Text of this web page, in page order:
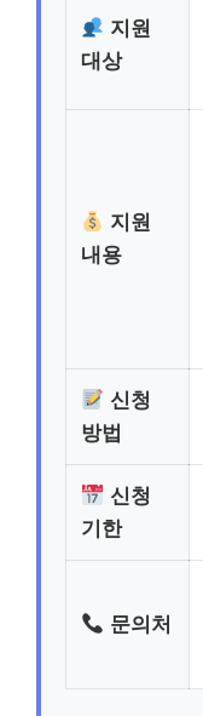
지원
대상
지원
내용
신청
방법
신청
기한
문의처